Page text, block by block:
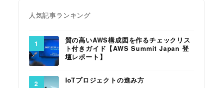
人気記事ランキング
質の高いAWS構成図を作るチェックリス
ト付きガイド【AWS Summit Japan 登
壇レポート】
IoTプロジェクトの進み方